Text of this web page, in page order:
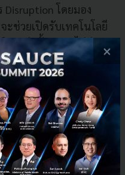
Disruption โดยมอง
ะช่วยเปิดรับเทคโนโลยี
เหล่านั้นอาจดูไม่น่า
พลิกโฉมอุตสาหกรรมได้
ขึ้นอยู่กับการสื่อสาร
เห็นถึงคุณค่าของการ
างผลลัพธ์ที่'1+1 ต้อง
×